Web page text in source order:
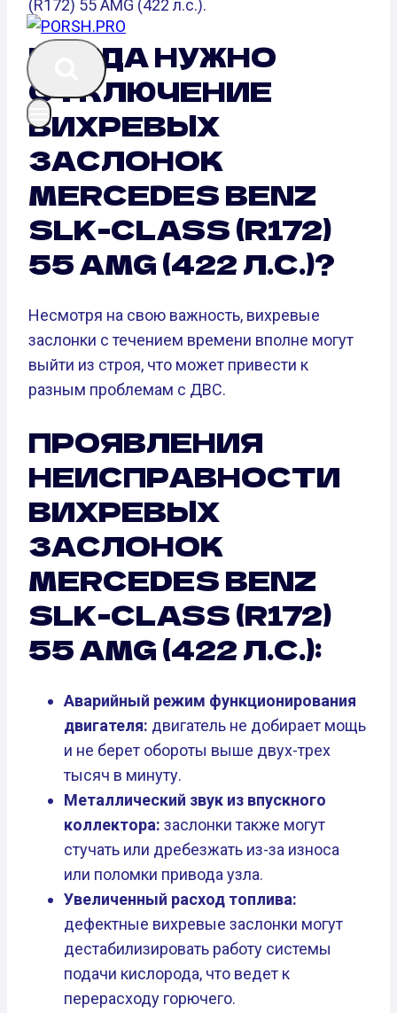
(R172) 55 AMG (422 л.с.).
КОГДА НУЖНО
ОТКЛЮЧЕНИЕ
ВИХРЕВЫХ
ЗАСЛОНОК
MERCEDES BENZ
SLK-CLASS (R172)
55 AMG (422 Л.С.)?
Несмотря на свою важность, вихревые
заслонки с течением времени вполне могут
выйти из строя, что может привести к
разным проблемам с ДВС.
ПРОЯВЛЕНИЯ
НЕИСПРАВНОСТИ
ВИХРЕВЫХ
ЗАСЛОНОК
MERCEDES BENZ
SLK-CLASS (R172)
55 AMG (422 Л.С.):
Аварийный режим функционирования
двигателя: двигатель не добирает мощь
и не берет обороты выше двух-трех
тысяч в минуту.
Металлический звук из впускного
коллектора: заслонки также могут
стучать или дребезжать из-за износа
или поломки привода узла.
Увеличенный расход топлива:
дефектные вихревые заслонки могут
дестабилизировать работу системы
подачи кислорода, что ведет к
перерасходу горючего.